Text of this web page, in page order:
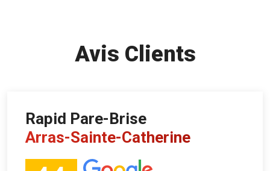
Avis Clients
Rapid Pare-Brise
Arras-Sainte-Catherine